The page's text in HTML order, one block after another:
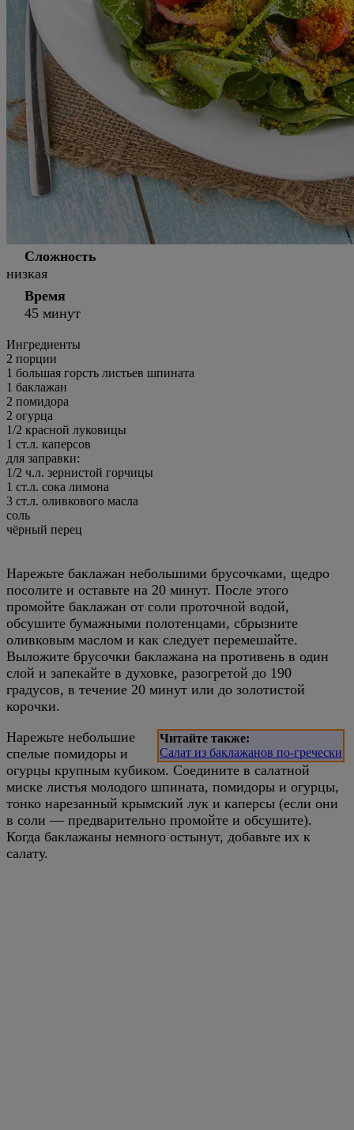
Сложность
низкая
Время
45 минут
Ингредиенты
2 порции
1 большая горсть листьев шпината
1 баклажан
2 помидора
2 огурца
1/2 красной луковицы
1 ст.л. каперсов
для заправки:
1/2 ч.л. зернистой горчицы
1 ст.л. сока лимона
3 ст.л. оливкового масла
соль
чёрный перец
Нарежьте баклажан небольшими брусочками, щедро
посолите и оставьте на 20 минут. После этого
промойте баклажан от соли проточной водой,
обсушите бумажными полотенцами, сбрызните
оливковым маслом и как следует перемешайте.
Выложите брусочки баклажана на противень в один
слой и запекайте в духовке, разогретой до 190
градусов, в течение 20 минут или до золотистой
корочки.
Читайте также:
Салат из баклажанов по-гречески
Нарежьте небольшие
спелые помидоры и
огурцы крупным кубиком. Соедините в салатной
миске листья молодого шпината, помидоры и огурцы,
тонко нарезанный крымский лук и каперсы (если они
в соли — предварительно промойте и обсушите).
Когда баклажаны немного остынут, добавьте их к
салату.